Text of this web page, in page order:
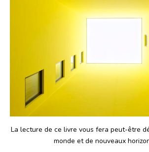
La lecture de ce livre vous fera peut-être
monde et de nouveaux